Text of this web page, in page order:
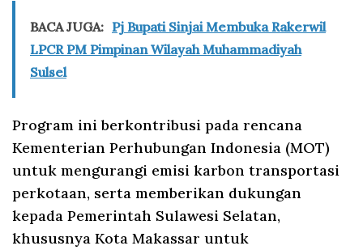
BACA JUGA: Pj Bupati Sinjai Membuka Rakerwil
LPCR PM Pimpinan Wilayah Muhammadiyah
Sulsel
Program ini berkontribusi pada rencana
Kementerian Perhubungan Indonesia (MOT)
untuk mengurangi emisi karbon transportasi
perkotaan, serta memberikan dukungan
kepada Pemerintah Sulawesi Selatan,
khususnya Kota Makassar untuk